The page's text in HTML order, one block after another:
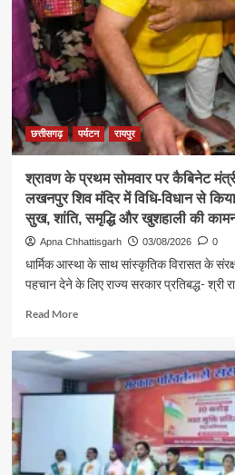
श्री
राजेश
अग्रवाल
ने
जनदर्शन
सुनीं
आमजन
की
छत्तीसगढ़ पर्यटन रायपुर
श्रावण के प्रथम सोमवार पर कैबिनेट
लखनपुर शिव मंदिर में विधि-विधान से
सुख, शांति, समृद्धि और खुशहाली की
Apna Chhattisgarh 03/08/2026 0
धार्मिक आस्था के साथ सांस्कृतिक विरासत के
पहचान देने के लिए राज्य सरकार प्रतिबद्ध- श्री
Read MoreRead
श्रावण
के
प्रथम
कैबिनेट
मंत्री